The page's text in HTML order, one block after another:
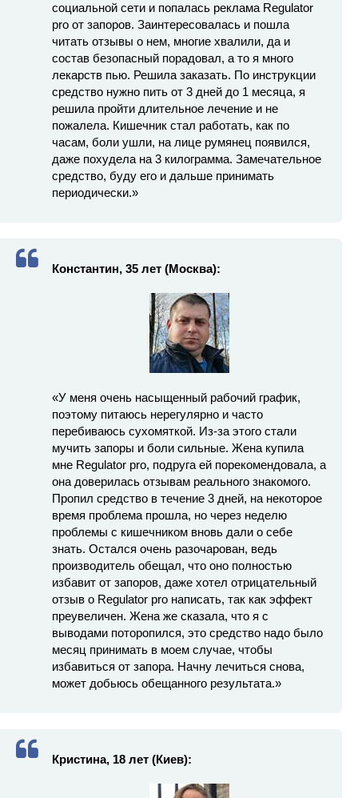
социальной сети и попалась реклама Regulator
pro от запоров. Заинтересовалась и пошла
читать отзывы о нем, многие хвалили, да и
состав безопасный порадовал, а то я много
лекарств пью. Решила заказать. По инструкции
средство нужно пить от 3 дней до 1 месяца, я
решила пройти длительное лечение и не
пожалела. Кишечник стал работать, как по
часам, боли ушли, на лице румянец появился,
даже похудела на 3 килограмма. Замечательное
средство, буду его и дальше принимать
периодически.»
Константин, 35 лет (Москва):
«У меня очень насыщенный рабочий график,
поэтому питаюсь нерегулярно и часто
перебиваюсь сухомяткой. Из-за этого стали
мучить запоры и боли сильные. Жена купила
мне Regulator pro, подруга ей порекомендовала, а
она доверилась отзывам реального знакомого.
Пропил средство в течение 3 дней, на некоторое
время проблема прошла, но через неделю
проблемы с кишечником вновь дали о себе
знать. Остался очень разочарован, ведь
производитель обещал, что оно полностью
избавит от запоров, даже хотел отрицательный
отзыв о Regulator pro написать, так как эффект
преувеличен. Жена же сказала, что я с
выводами поторопился, это средство надо было
месяц принимать в моем случае, чтобы
избавиться от запора. Начну лечиться снова,
может добьюсь обещанного результата.»
Кристина, 18 лет (Киев):